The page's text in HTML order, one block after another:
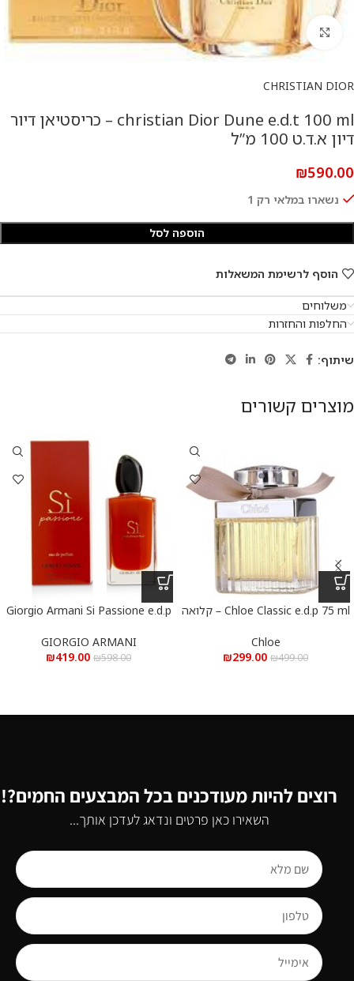
להגדלת התמונה
CHRISTIAN DIOR
christian Dior Dune e.d.t 100 ml – כריסטיאן דיור
דיון א.ד.ט 100 מ”ל
₪590.00
נשארו במלאי רק 1
הוספה לסל
הוסף לרשימת המשאלות
משלוחים
החלפות והחזרות
שיתוף:
מוצרים קשורים
Chloe Classic e.d.p 75 ml – קלואה
Chloe
₪499.00
₪299.00
Giorgio Armani Si Passione e.d.p
100 מ”ל
GIORGIO ARMANI
₪598.00
₪419.00
רוצים להיות מעודכנים בכל המבצעים החמים?!
השאירו כאן פרטים ונדאג לעדכן אותך...